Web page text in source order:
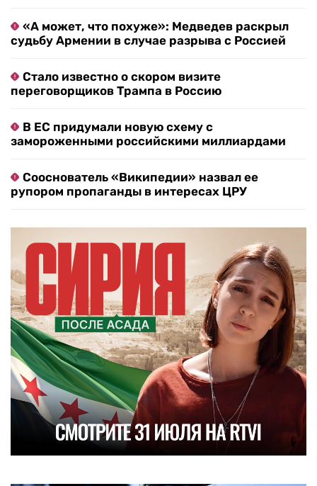
«А может, что похуже»: Медведев раскрыл
судьбу Армении в случае разрыва с Россией
Стало известно о скором визите
переговорщиков Трампа в Россию
В ЕС придумали новую схему с
замороженными российскими миллиардами
Сооснователь «Википедии» назвал ее
рупором пропаганды в интересах ЦРУ